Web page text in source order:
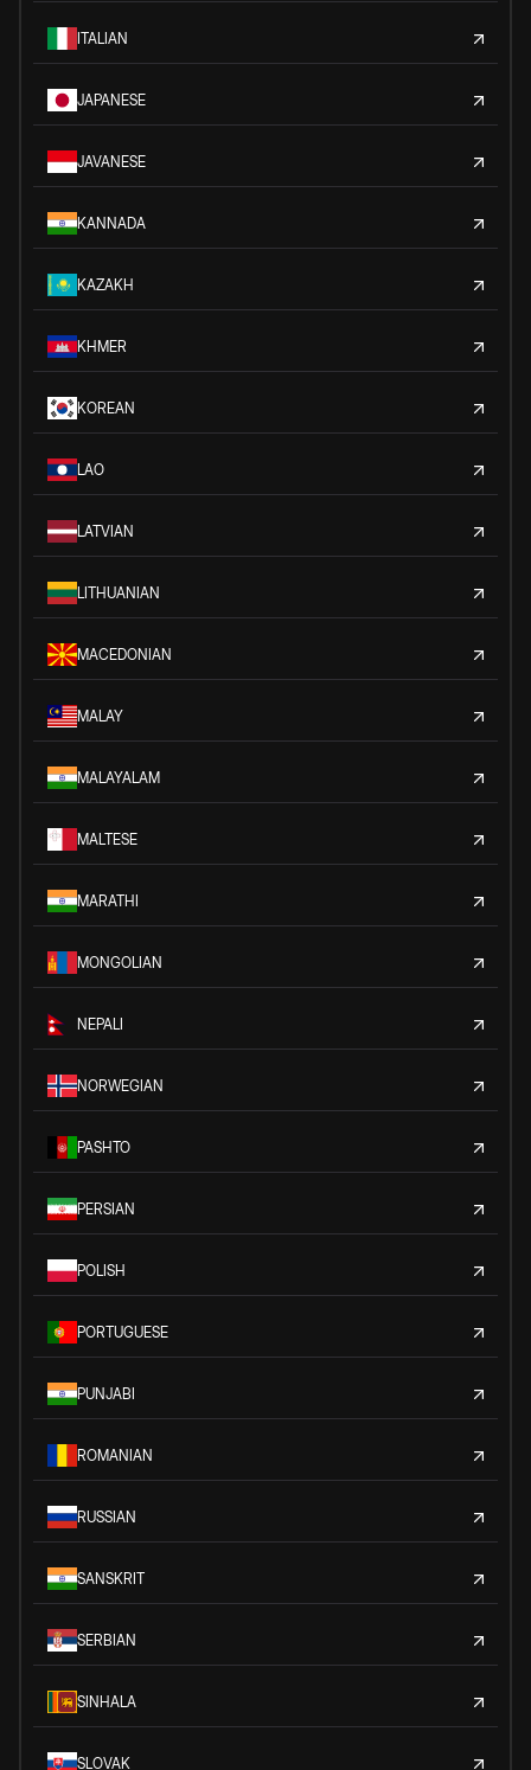
ITALIAN
JAPANESE
JAVANESE
KANNADA
KAZAKH
KHMER
KOREAN
LAO
LATVIAN
LITHUANIAN
MACEDONIAN
MALAY
MALAYALAM
MALTESE
MARATHI
MONGOLIAN
NEPALI
NORWEGIAN
PASHTO
PERSIAN
POLISH
PORTUGUESE
PUNJABI
ROMANIAN
RUSSIAN
SANSKRIT
SERBIAN
SINHALA
SLOVAK